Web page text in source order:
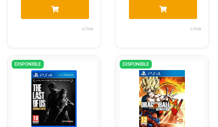
c/iva c/iva
DISPONIBLE DISPONIBLE